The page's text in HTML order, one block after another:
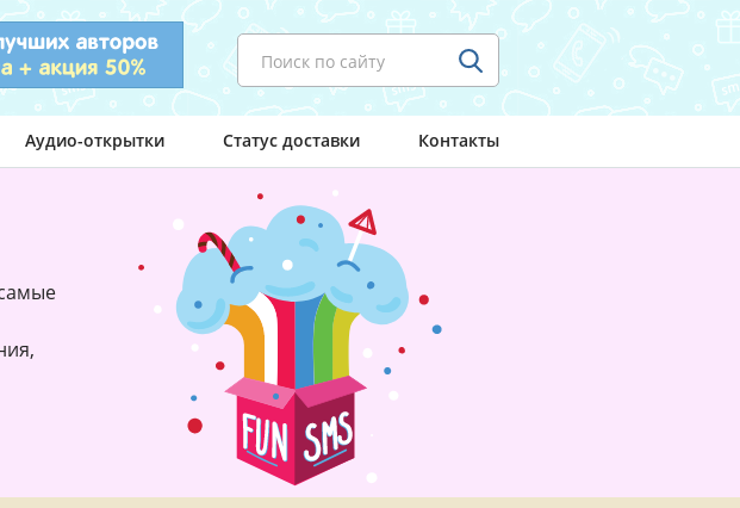
Поиск по сайту
Аудио-открытки Статус доставки Контакты